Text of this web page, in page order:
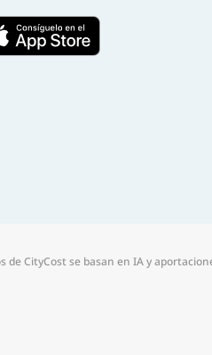
de CityCost se basan en IA y